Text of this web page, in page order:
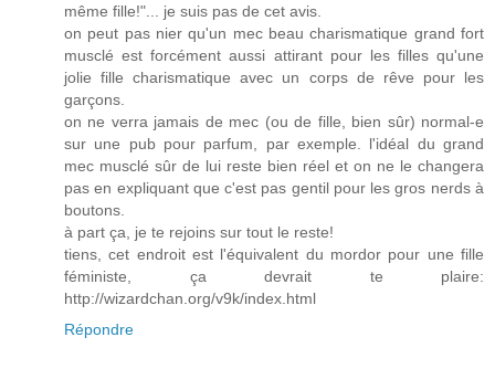
même fille!"... je suis pas de cet avis.
on peut pas nier qu'un mec beau charismatique grand fort
musclé est forcément aussi attirant pour les filles qu'une
jolie fille charismatique avec un corps de rêve pour les
garçons.
on ne verra jamais de mec (ou de fille, bien sûr) normal-e
sur une pub pour parfum, par exemple. l'idéal du grand
mec musclé sûr de lui reste bien réel et on ne le changera
pas en expliquant que c'est pas gentil pour les gros nerds à
boutons.
à part ça, je te rejoins sur tout le reste!
tiens, cet endroit est l'équivalent du mordor pour une fille
féministe, ça devrait te plaire:
http://wizardchan.org/v9k/index.html
Répondre